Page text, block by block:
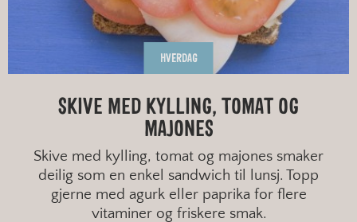
HVERDAG
SKIVE MED KYLLING, TOMAT OG
MAJONES
Skive med kylling, tomat og majones smaker
deilig som en enkel sandwich til lunsj. Topp
gjerne med agurk eller paprika for flere
vitaminer og friskere smak.